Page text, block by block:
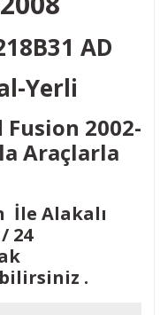
AD
Yerli
Fusion 2002-
Araçlarla
İle Alakalı
24
.